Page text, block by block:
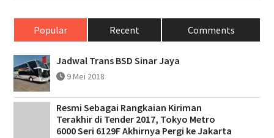
Popular Recent Comments
Jadwal Trans BSD Sinar Jaya
9 Mei 2018
Resmi Sebagai Rangkaian Kiriman
Terakhir di Tender 2017, Tokyo Metro
6000 Seri 6129F Akhirnya Pergi ke Jakarta